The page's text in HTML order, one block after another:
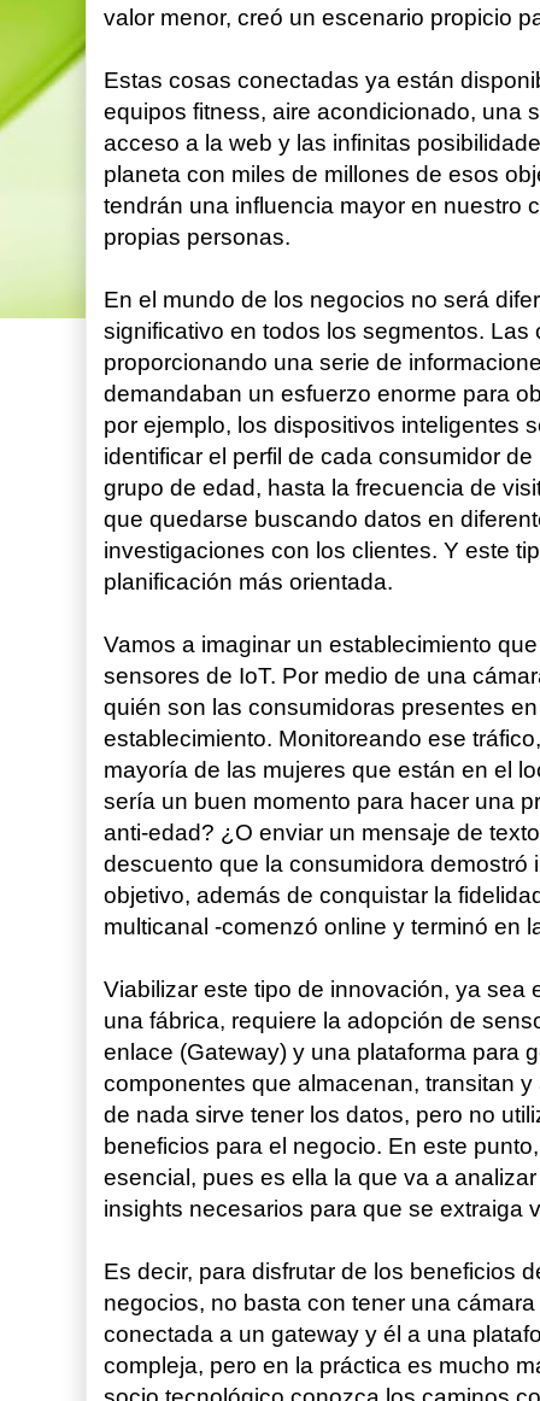
valor menor, creó un escenario propicio
Estas cosas conectadas ya están
equipos fitness, aire acondicionado, una
acceso a la web y las infinitas
planeta con miles de millones de esos
tendrán una influencia mayor en nuestro
propias personas.
En el mundo de los negocios no será
significativo en todos los segmentos.
proporcionando una serie de
demandaban un esfuerzo enorme para
por ejemplo, los dispositivos inteligentes
identificar el perfil de cada consumidor
grupo de edad, hasta la frecuencia de
que quedarse buscando datos en
investigaciones con los clientes. Y este
planificación más orientada.
Vamos a imaginar un establecimiento
sensores de IoT. Por medio de una
quién son las consumidoras presentes
establecimiento. Monitoreando ese
mayoría de las mujeres que están en el
sería un buen momento para hacer una
anti-edad? ¿O enviar un mensaje de
descuento que la consumidora demostró
objetivo, además de conquistar la
multicanal -comenzó online y terminó en
Viabilizar este tipo de innovación, ya sea
una fábrica, requiere la adopción de
enlace (Gateway) y una plataforma para
componentes que almacenan, transitan
de nada sirve tener los datos, pero no
beneficios para el negocio. En este
esencial, pues es ella la que va a
insights necesarios para que se extraiga
Es decir, para disfrutar de los beneficios
negocios, no basta con tener una
conectada a un gateway y él a una
compleja, pero en la práctica es mucho